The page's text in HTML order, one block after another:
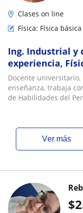
Clases on line
Física: Física básica
Ing. Industrial y
experiencia,
secundaria,
Docente
enseñanza, trabaja
de Habilidades del
ver más
$